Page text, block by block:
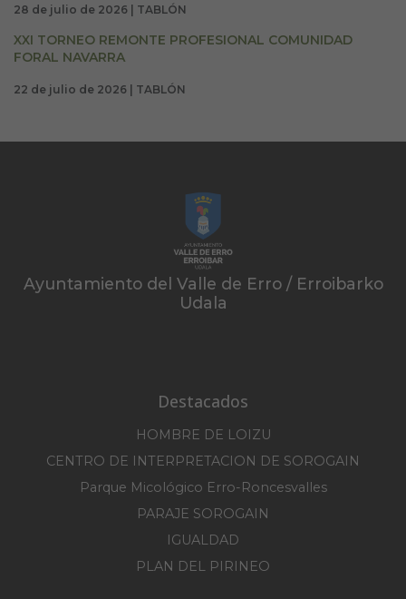
28 de julio de 2026 | TABLÓN
XXI TORNEO REMONTE PROFESIONAL COMUNIDAD
FORAL NAVARRA
22 de julio de 2026 | TABLÓN
Ayuntamiento del Valle de Erro / Erroibarko
Udala
Destacados
HOMBRE DE LOIZU
CENTRO DE INTERPRETACION DE SOROGAIN
Parque Micológico Erro-Roncesvalles
PARAJE SOROGAIN
IGUALDAD
PLAN DEL PIRINEO